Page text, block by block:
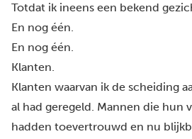
Totdat ik ineens een bekend
En nog één.
En nog één.
Klanten.
Klanten waarvan ik de scheiding
al had geregeld. Mannen die hun
hadden toevertrouwd en nu